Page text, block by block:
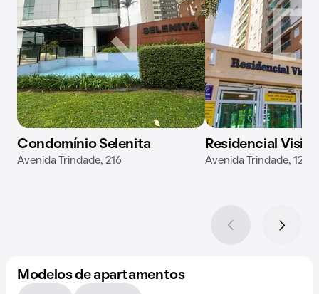
Condomínio Selenita
Avenida Trindade, 216
Residencial
Avenida Trindade, 122
Modelos de apartamentos